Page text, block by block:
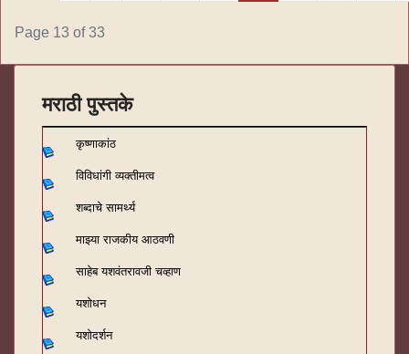
Page 13 of 33
मराठी पुस्तके
कृष्णाकांठ
विविधांगी व्यक्तीमत्व
शब्दाचे सामर्थ्य
माझ्या राजकीय आठवणी
साहेब यशवंतरावजी चव्हाण
यशोधन
यशोदर्शन